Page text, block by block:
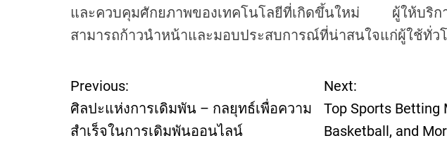
และควบคุมศักยภาพของเทคโนโลยีที่เกิดขึ้นใหม่ ผู้ให้บริก
สามารถก้าวนำหน้าและมอบประสบการณ์ที่น่าสนใจแก่ผู้ใช้ทั่ว
P
o
Previous:
ศิลปะแห่งการเดิมพัน – กลยุทธ์เพื่อความ
สำเร็จในการเดิมพันออนไลน์
Next:
Top Sports Betting
Basketball, and